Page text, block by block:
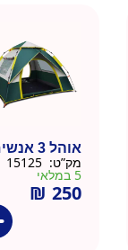
אוהל 3 אנשים
מק”ט:
5 במלאי
₪ 250